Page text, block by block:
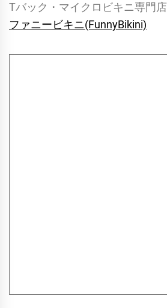
Tバック・マイクロビキニ専門店
ファニービキニ(FunnyBikini)